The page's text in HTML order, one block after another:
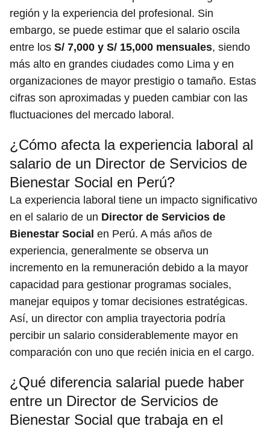
región y la experiencia del profesional. Sin
embargo, se puede estimar que el salario oscila
entre los S/ 7,000 y S/ 15,000 mensuales, siendo
más alto en grandes ciudades como Lima y en
organizaciones de mayor prestigio o tamaño. Estas
cifras son aproximadas y pueden cambiar con las
fluctuaciones del mercado laboral.
¿Cómo afecta la experiencia laboral al
salario de un Director de Servicios de
Bienestar Social en Perú?
La experiencia laboral tiene un impacto significativo
en el salario de un Director de Servicios de
Bienestar Social en Perú. A más años de
experiencia, generalmente se observa un
incremento en la remuneración debido a la mayor
capacidad para gestionar programas sociales,
manejar equipos y tomar decisiones estratégicas.
Así, un director con amplia trayectoria podría
percibir un salario considerablemente mayor en
comparación con uno que recién inicia en el cargo.
¿Qué diferencia salarial puede haber
entre un Director de Servicios de
Bienestar Social que trabaja en el